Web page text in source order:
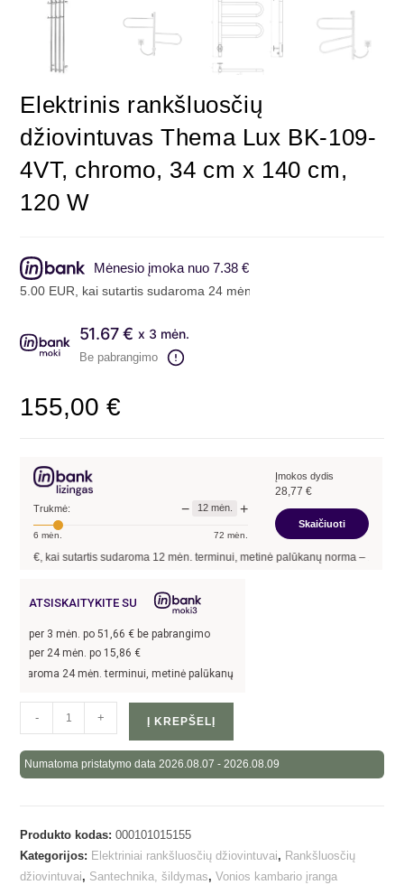
Elektrinis rankšluosčių
džiovintuvas Thema Lux BK-109-
4VT, chromo, 34 cm x 140 cm,
120 W
Mėnesio įmoka nuo 7.38 €
kai sutartis sudaroma 24 mėn. terminui, metinė palūkanų
51.67 € x 3 mėn.
Be pabrangimo
155,00€
Trukmė: − 12mėn. +
6 mėn. 72 mėn.
Įmokos dydis
28,77 €
Skaičiuoti
kai sutartis sudaroma12mėn. terminui, metinė palūkanų norma –13,90%
ATSISKAITYKITE SU
per 3 mėn. po51,66 € be pabrangimo
per 24 mėn. po 15,86 €
24 mėn. terminui, metinė palūkanų norma –
- + Į KREPŠELĮ
Numatoma pristatymo data 2026.08.07 - 2026.08.09
Produkto kodas:000101015155
Kategorijos: Elektriniai rankšluosčių džiovintuvai, Rankšluosčių
džiovintuvai, Santechnika, šildymas,Vonios kambario įranga